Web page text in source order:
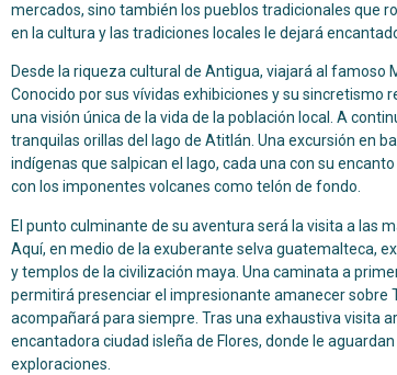
mercados, sino también los pueblos tradicionales que
en la cultura y las tradiciones locales le dejará
Desde la riqueza cultural de Antigua, viajará al famoso
Conocido por sus vívidas exhibiciones y su sincretismo
una visión única de la vida de la población local. A
tranquilas orillas del lago de Atitlán. Una excursión en
indígenas que salpican el lago, cada una con su
con los imponentes volcanes como telón de fondo.
El punto culminante de su aventura será la visita a las
Aquí, en medio de la exuberante selva guatemalteca,
y templos de la civilización maya. Una caminata a
permitirá presenciar el impresionante amanecer sobre
acompañará para siempre. Tras una exhaustiva visita
encantadora ciudad isleña de Flores, donde le
exploraciones.